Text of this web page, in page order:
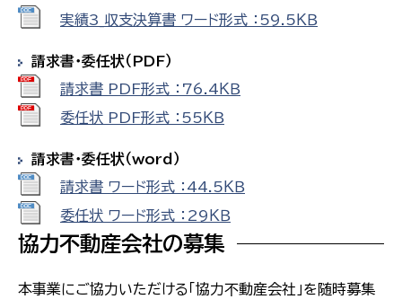
実績3_収支決算書 ワード形式 ：59.5ＫＢ
請求書・委任状（PDF）
請求書 PDF形式 ：76.4ＫＢ
委任状 PDF形式 ：55ＫＢ
請求書・委任状（word）
請求書 ワード形式 ：44.5ＫＢ
委任状 ワード形式 ：29ＫＢ
協力不動産会社の募集
本事業にご協力いただける「協力不動産会社」を随時募集